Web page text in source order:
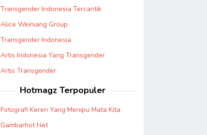
Transgender Indonesia Tercantik
Alice Weiniang Group
Transgender Indonesia
Artis Indonesia Yang Transgender
Artis Transgender
Hotmagz Terpopuler
Fotografi Keren Yang Menipu Mata Kita
Gambarhot Net